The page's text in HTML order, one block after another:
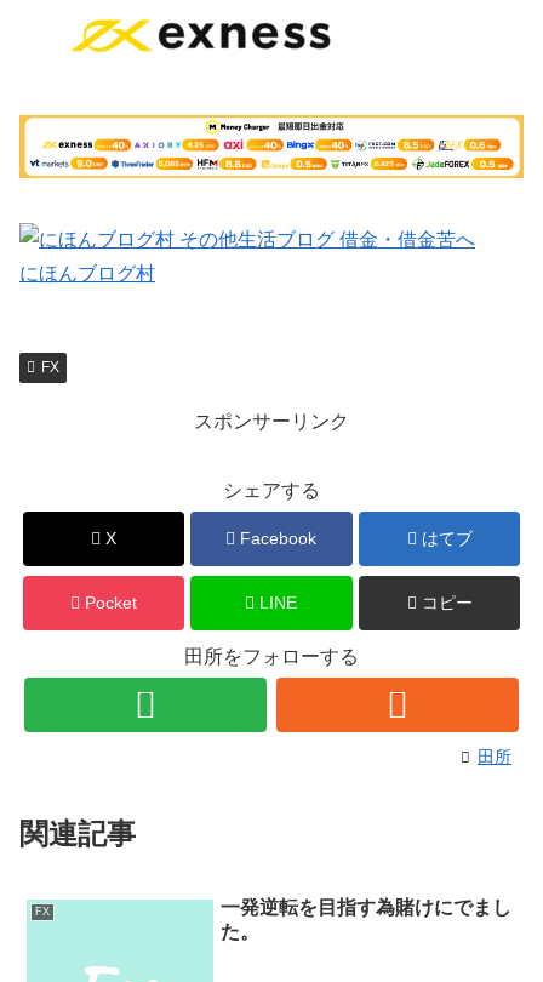
にほんブログ村
FX
スポンサーリンク
シェアする
X Facebook はてブ
Pocket LINE コピー
田所をフォローする
田所
関連記事
FX
一発逆転を目指す為賭けにでまし
た。